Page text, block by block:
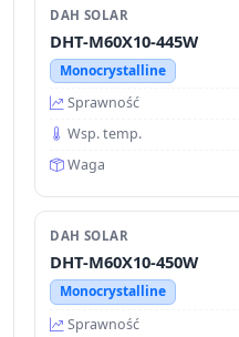
DAH SOLAR
DHT-M60X10-445W
Monocrystalline
Sprawność
Wsp. temp.
Waga
DAH SOLAR
DHT-M60X10-450W
Monocrystalline
Sprawność